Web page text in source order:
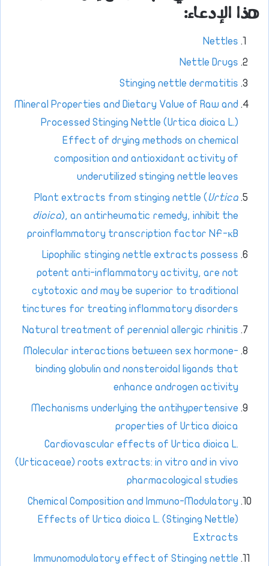
هذا الإدعاء:
Nettles
Nettle Drugs
Stinging nettle dermatitis
Mineral Properties and Dietary Value of Raw and
Processed Stinging Nettle (Urtica dioica L.)
Effect of drying methods on chemical
composition and antioxidant activity of
underutilized stinging nettle leaves
Plant extracts from stinging nettle (Urtica
dioica), an antirheumatic remedy, inhibit the
proinflammatory transcription factor NF-κB
Lipophilic stinging nettle extracts possess
potent anti-inflammatory activity, are not
cytotoxic and may be superior to traditional
tinctures for treating inflammatory disorders
Natural treatment of perennial allergic rhinitis
Molecular interactions between sex hormone-
binding globulin and nonsteroidal ligands that
enhance androgen activity
Mechanisms underlying the antihypertensive
properties of Urtica dioica
Cardiovascular effects of Urtica dioica L.
(Urticaceae) roots extracts: in vitro and in vivo
pharmacological studies
Chemical Composition and Immuno-Modulatory
Effects of Urtica dioica L. (Stinging Nettle)
Extracts
Immunomodulatory effect of Stinging nettle